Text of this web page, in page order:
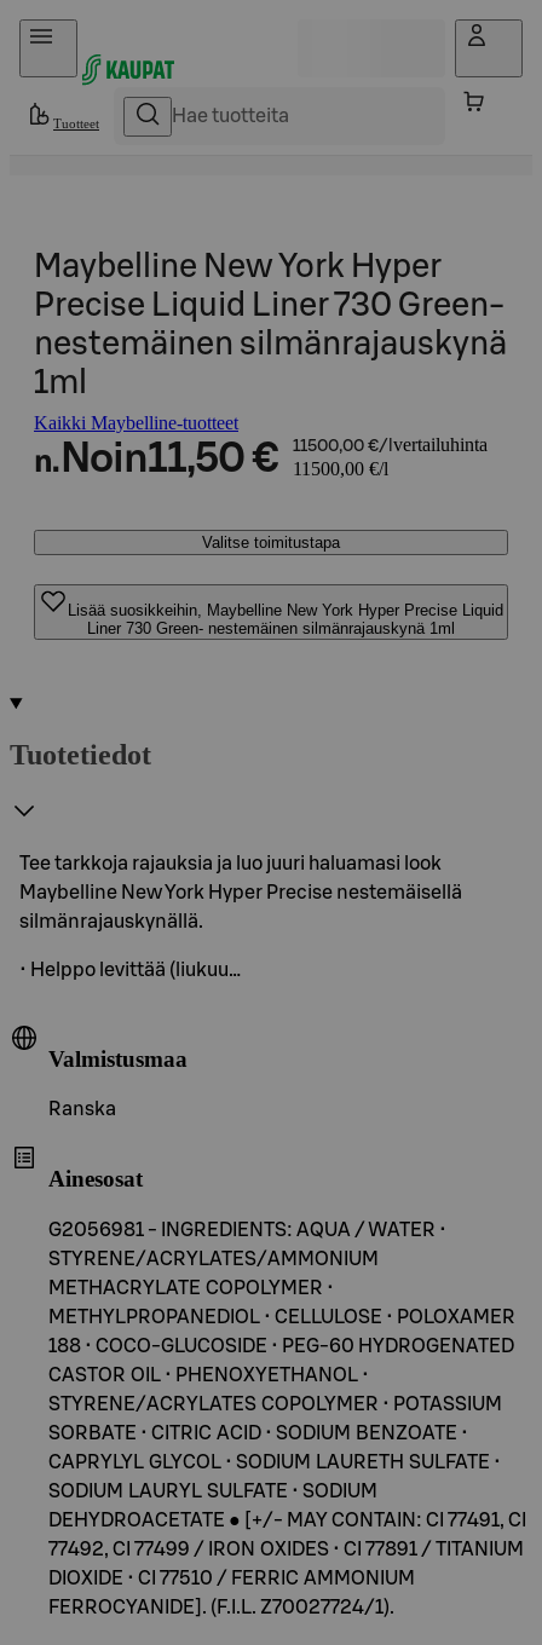
Hyppää sisältöön
Tuotteet
Maybelline New York Hyper
Precise Liquid Liner 730 Green-
nestemäinen silmänrajauskynä
1ml
Kaikki Maybelline-tuotteet
n. Noin11,50 € 11500,00 €/l vertailuhinta
11500,00 €/l
Valitse toimitustapa
Lisää suosikkeihin, Maybelline New York Hyper Precise Liquid
Liner 730 Green- nestemäinen silmänrajauskynä 1ml
Tuotetiedot
Tee tarkkoja rajauksia ja luo juuri haluamasi look
Maybelline New York Hyper Precise nestemäisellä
silmänrajauskynällä.
• Helppo levittää (liukuu…
Valmistusmaa
Ranska
Ainesosat
G2056981 - INGREDIENTS: AQUA / WATER •
STYRENE/ACRYLATES/AMMONIUM
METHACRYLATE COPOLYMER •
METHYLPROPANEDIOL • CELLULOSE • POLOXAMER
188 • COCO-GLUCOSIDE • PEG-60 HYDROGENATED
CASTOR OIL • PHENOXYETHANOL •
STYRENE/ACRYLATES COPOLYMER • POTASSIUM
SORBATE • CITRIC ACID • SODIUM BENZOATE •
CAPRYLYL GLYCOL • SODIUM LAURETH SULFATE •
SODIUM LAURYL SULFATE • SODIUM
DEHYDROACETATE ● [+/- MAY CONTAIN: CI 77491, CI
77492, CI 77499 / IRON OXIDES • CI 77891 / TITANIUM
DIOXIDE • CI 77510 / FERRIC AMMONIUM
FERROCYANIDE]. (F.I.L. Z70027724/1).